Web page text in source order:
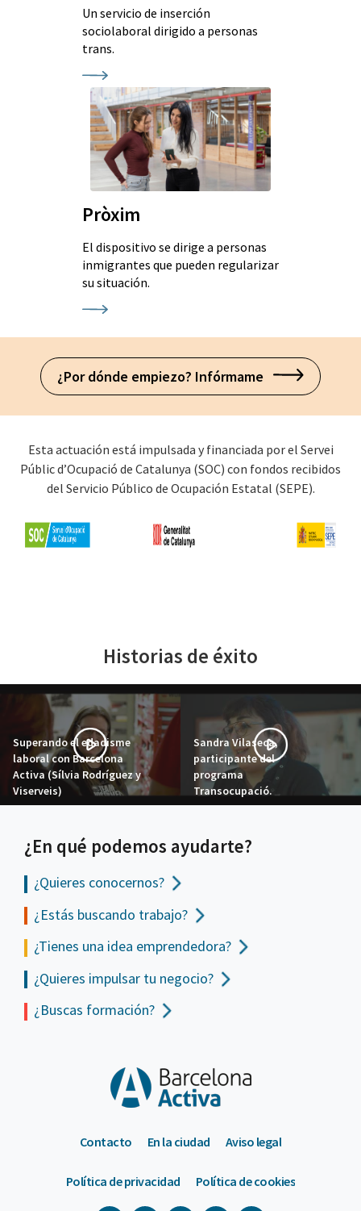
Un servicio de inserción
sociolaboral dirigido a personas
trans.
Pròxim
El dispositivo se dirige a personas
inmigrantes que pueden regularizar
su situación.
¿Por dónde empiezo? Infórmame
Esta actuación está impulsada y financiada por el Servei
Públic d’Ocupació de Catalunya (SOC) con fondos recibidos
del Servicio Público de Ocupación Estatal (SEPE).
Historias de éxito
Superando el edadisme
laboral con Barcelona
Activa (Sílvia Rodríguez y
Viserveis)
Sandra Vilaseca,
participante del
programa
Transocupació.
¿En qué podemos ayudarte?
¿Quieres conocernos?
¿Estás buscando trabajo?
¿Tienes una idea emprendedora?
¿Quieres impulsar tu negocio?
¿Buscas formación?
Contacto En la ciudad Aviso legal
Política de privacidad Política de cookies